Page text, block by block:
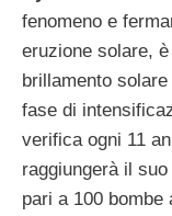
fenomeno e
eruzione solare,
brillamento
fase di
verifica ogni 11
raggiungerà il
pari a 100 bombe